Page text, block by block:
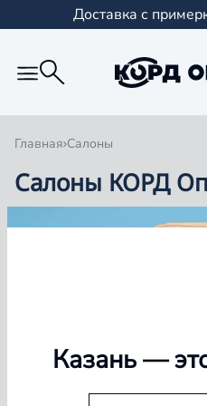
Доставка с
Главная Салоны
Салоны КОРД
Группа компаний «Корд
Казань—